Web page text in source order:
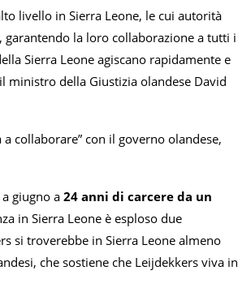
livello in Sierra Leone, le cui autorità
garantendo la loro collaborazione a tutti i
Sierra Leone agiscano rapidamente e
ministro della Giustizia olandese David
collaborare” con il governo olandese,
giugno a24 anni di carcere da un
in Sierra Leone è esploso due
si troverebbe in Sierra Leone almeno
che sostiene che Leijdekkers viva in